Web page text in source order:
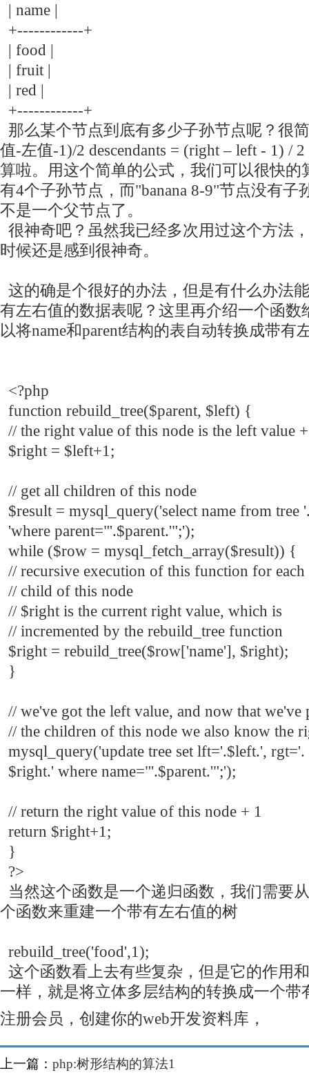
| name |
+------------+
| food |
| fruit |
| red |
+------------+
那么某个节点到底有多少子孙节点呢？很
值-左值-1)/2 descendants = (right – left - 1) /
算啦。用这个简单的公式，我们可以很快的
有4个子孙节点，而"banana 8-9"节点没有子
不是一个父节点了。
很神奇吧？虽然我已经多次用过这个方法
时候还是感到很神奇。
这的确是个很好的办法，但是有什么办法
有左右值的数据表呢？这里再介绍一个函数
以将name和parent结构的表自动转换成带有
<?php
function rebuild_tree($parent, $left) {
// the right value of this node is the left value
$right = $left+1;
// get all children of this node
$result = mysql_query('select name from tree
'where parent="'.$parent.'";');
while ($row = mysql_fetch_array($result)) {
// recursive execution of this function for each
// child of this node
// $right is the current right value, which is
// incremented by the rebuild_tree function
$right = rebuild_tree($row['name'], $right);
}
// we've got the left value, and now that we've
// the children of this node we also know the
mysql_query('update tree set lft='.$left.', rgt='.
$right.' where name="'.$parent.'";');
// return the right value of this node + 1
return $right+1;
}
?>
当然这个函数是一个递归函数，我们需要
个函数来重建一个带有左右值的树
rebuild_tree('food',1);
这个函数看上去有些复杂，但是它的作用
一样，就是将立体多层结构的转换成一个带
注册会员，创建你的web开发资料库，
上一篇： php:树形结构的算法1